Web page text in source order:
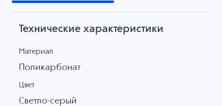
Технические характеристики
Материал
Поликарбонат
Цвет
Светло-серый